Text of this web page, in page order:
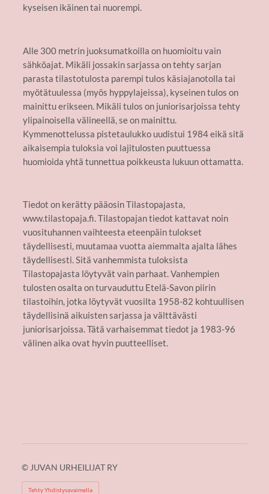
kyseisen ikäinen tai nuorempi.
Alle 300 metrin juoksumatkoilla on huomioitu vain
sähköajat. Mikäli jossakin sarjassa on tehty sarjan
parasta tilastotulosta parempi tulos käsiajanotolla tai
myötätuulessa (myös hyppylajeissa), kyseinen tulos on
mainittu erikseen. Mikäli tulos on juniorisarjoissa tehty
ylipainoisella välineellä, se on mainittu.
Kymmenottelussa pistetaulukko uudistui 1984 eikä sitä
aikaisempia tuloksia voi lajitulosten puuttuessa
huomioida yhtä tunnettua poikkeusta lukuun ottamatta.
Tiedot on kerätty pääosin Tilastopajasta,
www.tilastopaja.fi. Tilastopajan tiedot kattavat noin
vuosituhannen vaihteesta eteenpäin tulokset
täydellisesti, muutamaa vuotta aiemmalta ajalta lähes
täydellisesti. Sitä vanhemmista tuloksista
Tilastopajasta löytyvät vain parhaat. Vanhempien
tulosten osalta on turvauduttu Etelä-Savon piirin
tilastoihin, jotka löytyvät vuosilta 1958-82 kohtuullisen
täydellisinä aikuisten sarjassa ja välttävästi
juniorisarjoissa. Tätä varhaisemmat tiedot ja 1983-96
välinen aika ovat hyvin puutteelliset.
© JUVAN URHEILIJAT RY
Tehty Yhdistysavaimella